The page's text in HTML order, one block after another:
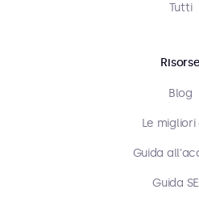
Tutti
Risorse
Blog
Le migliori
Guida
Guida